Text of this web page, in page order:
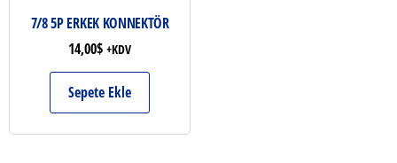
7/8 5P ERKEK KONNEKTÖR
14,00$ +KDV
Sepete Ekle